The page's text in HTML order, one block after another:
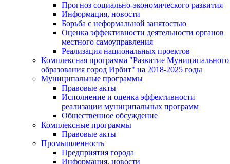
Прогноз социально-экономического развития
Информация, новости
Борьба с неформальной занятостью
Оценка эффективности деятельности органов
местного самоуправления
Реализация национальных проектов
Комплексная программа "Развитие Муниципального
образования город Ирбит" на 2018-2025 годы
Муниципальные программы
Правовые акты
Исполнение и оценка эффективности
реализации муниципальных программ
Общественное обсуждение
Комплексные программы
Правовые акты
Промышленность
Предприятия города
Информация, новости